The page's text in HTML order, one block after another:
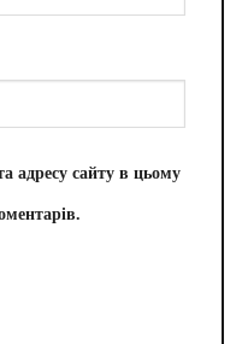
адресу сайту в цьому